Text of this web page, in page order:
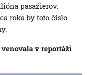
pasažierov.
roka by toto číslo
v reportáži